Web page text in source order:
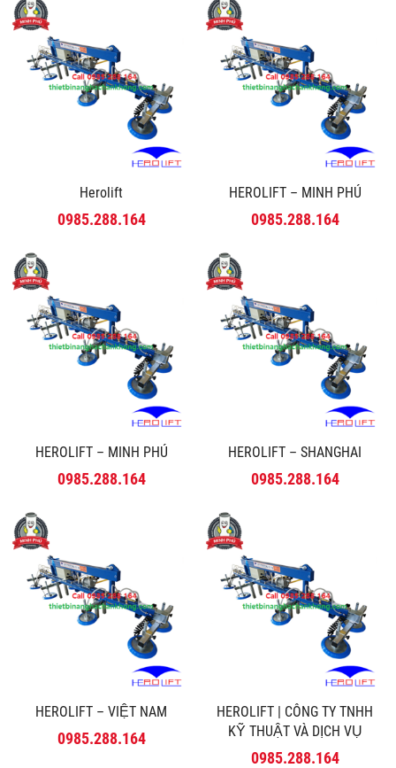
Herolift
0985.288.164
HEROLIFT – MINH PHÚ
0985.288.164
HEROLIFT – MINH PHÚ
0985.288.164
HEROLIFT – SHANGHAI
0985.288.164
HEROLIFT – VIỆT NAM
0985.288.164
HEROLIFT | CÔNG TY TNHH
KỸ THUẬT VÀ DỊCH VỤ
MINH PHÚ
0985.288.164